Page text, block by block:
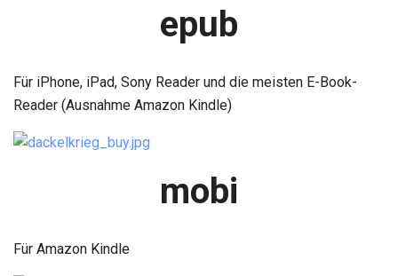
epub
Für iPhone, iPad, Sony Reader und die meisten E-Book-
Reader (Ausnahme Amazon Kindle)
mobi
Für Amazon Kindle